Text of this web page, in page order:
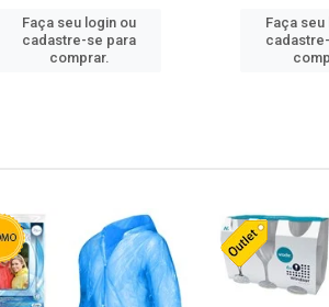
Faça seu login ou
cadastre-se para
comprar.
Faça seu